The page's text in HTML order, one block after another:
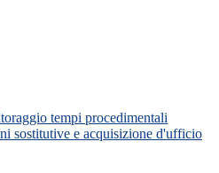
tempi procedimentali
sostitutive e acquisizione d'ufficio